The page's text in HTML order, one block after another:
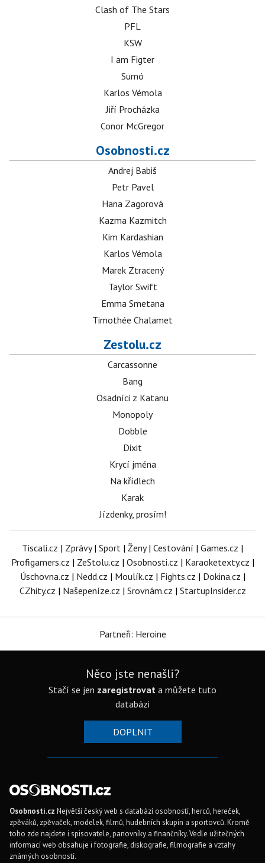
Clash of The Stars
PFL
KSW
I am Figter
Sumó
Karlos Vémola
Jiří Procházka
Conor McGregor
Osobnosti.cz
Andrej Babiš
Petr Pavel
Hana Zagorová
Kazma Kazmitch
Kim Kardashian
Karlos Vémola
Marek Ztracený
Taylor Swift
Emma Smetana
Timothée Chalamet
Zestolu.cz
Carcassonne
Bang
Osadníci z Katanu
Monopoly
Dobble
Dixit
Krycí jména
Na křídlech
Karak
Jízdenky, prosím!
Tiscali.cz | Zprávy| Sport | Ženy| Cestování | Games.cz |
Profigamers.cz | ZeStolu.cz | Osobnosti.cz | Karaoketexty.cz |
Úschovna.cz | Nedd.cz | Moulík.cz | Fights.cz | Dokina.cz |
CZhity.cz | Našepeníze.cz | Srovnám.cz | StartupInsider.cz
Partneři: Heroine
Něco jste nenašli?
Stačí se jen zaregistrovat a můžete tuto
databázi
DOPLNIT
Osobnosti.cz Největší český web s databází osobností, herců, hereček,
zpěváků, zpěvaček, modelek, filmů, hudebních skupin a sportovců. Kromě
toho zde najdete i spisovatele, panovníky a finančníky. Vedle užitečných
informací web obsahuje i fotografie, diskografie, filmografie a vztahy
známých osobností.